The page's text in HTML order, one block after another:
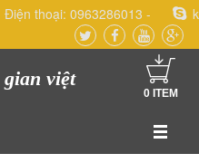
Điện thoại: 0963286013 -
việt
0 ITEM